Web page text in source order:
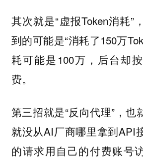
其次就是“虚报Token消耗”
到的可能是“消耗了150万
耗可能是100万，后台却
费。
第三招就是“反向代理”，也
就没从AI厂商哪里拿到API
的请求用自己的付费账号访